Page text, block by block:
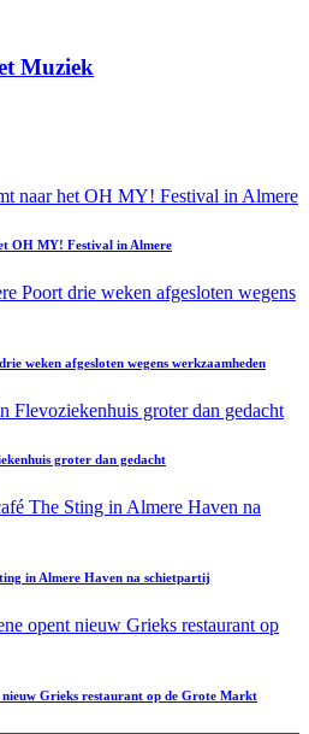
Muziek
OH MY! Festival in Almere
weken afgesloten wegens werkzaamheden
groter dan gedacht
in Almere Haven na schietpartij
nieuw Grieks restaurant op de Grote Markt